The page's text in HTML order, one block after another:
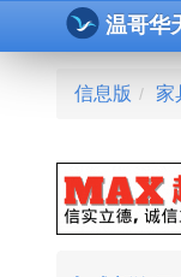
温哥华
信息版 / 家